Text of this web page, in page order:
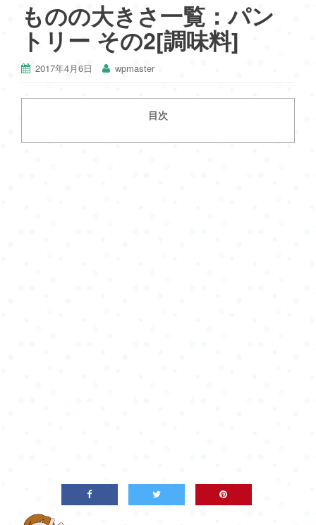
ものの大きさ一覧：パン
トリー その2[調味料]
2017年4月6日 wpmaster
目次